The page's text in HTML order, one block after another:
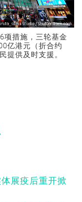
项措施，三轮基金
亿港元（折合约
提供及时支援。
展疫后重开掀